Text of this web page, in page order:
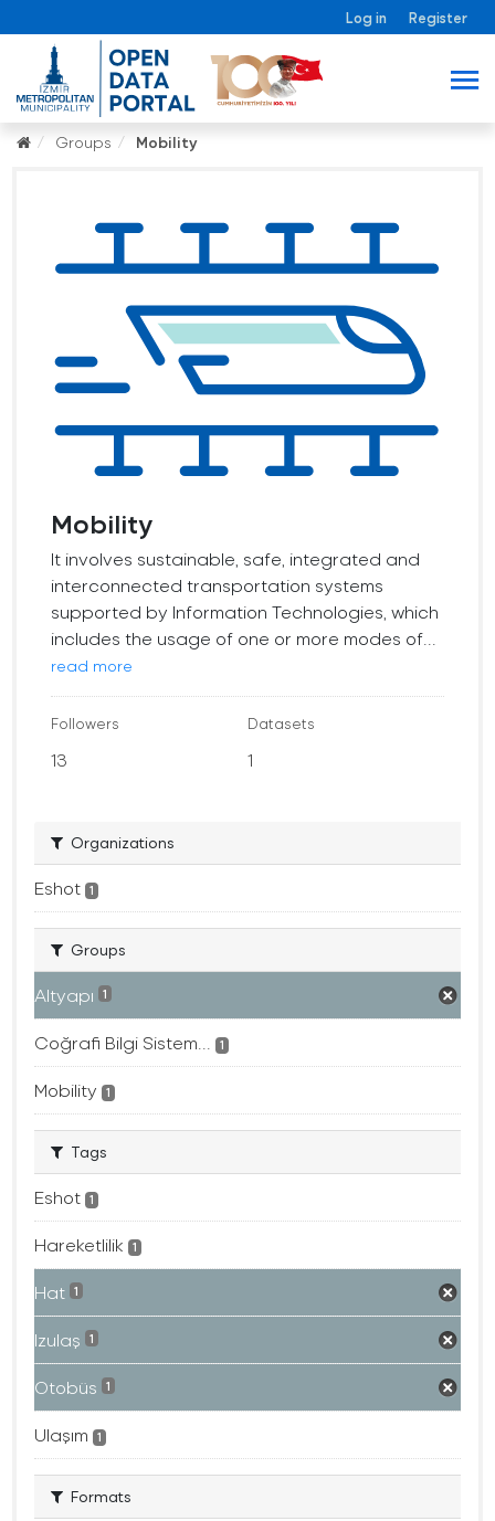
Log in Register
Groups Mobility
Mobility
It involves sustainable, safe, integrated and
interconnected transportation systems
supported by Information Technologies, which
includes the usage of one or more modes of...
read more
Followers
13
Datasets
1
Organizations
Eshot 1
Groups
Altyapı 1
Coğrafi Bilgi Sistem... 1
Mobility 1
Tags
Eshot 1
Hareketlilik 1
Hat 1
Izulaş 1
Otobüs 1
Ulaşım 1
Formats